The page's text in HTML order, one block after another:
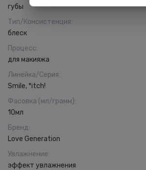
губы
Тип/Консистенция:
блеск
Процесс:
для макияжа
Линейка/Серия:
Smile, *itch!
Фасовка (мл/грамм):
10мл
Бренд:
Love Generation
Увлажнение:
эффект увлажнения